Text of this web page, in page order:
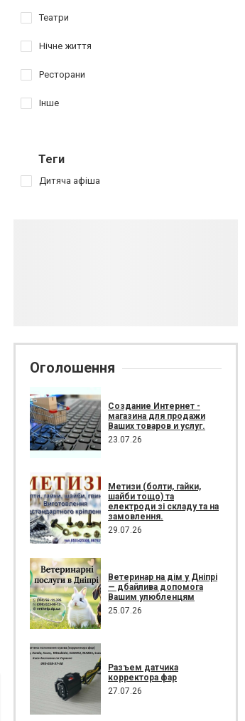
Театри
Нічне життя
Ресторани
Інше
Теги
Дитяча афіша
Оголошення
Создание Интернет -
магазина для продажи
Ваших товаров и услуг.
23.07.26
Метизи (болти, гайки,
шайби тощо) та
електроди зі складу та на
замовлення.
29.07.26
Ветеринар на дім у Дніпрі
— дбайлива допомога
Вашим улюбленцям
25.07.26
Разъем датчика
корректора фар
27.07.26